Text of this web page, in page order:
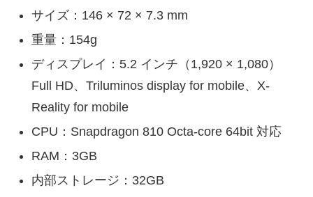
サイズ：146 × 72 × 7.3 mm
重量：154g
ディスプレイ：5.2 インチ（1,920 × 1,080）
Full HD、Triluminos display for mobile、X-
Reality for mobile
CPU：Snapdragon 810 Octa-core 64bit 対応
RAM：3GB
内部ストレージ：32GB